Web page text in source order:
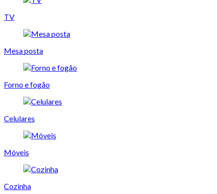
TV
Mesa posta
Forno e fogão
Celulares
Móveis
Cozinha